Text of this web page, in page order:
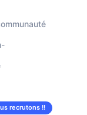
recrutons !!